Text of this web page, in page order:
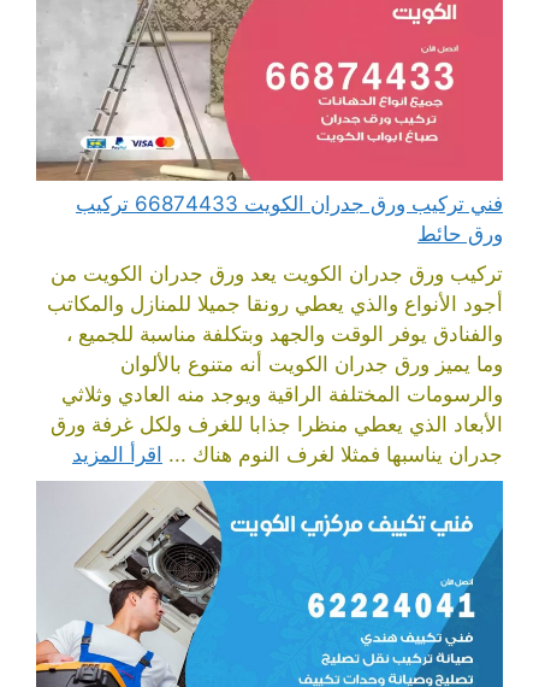
فني تركيب ورق جدران الكويت 66874433 تركيب
ورق حائط
تركيب ورق جدران الكويت يعد ورق جدران الكويت من
أجود الأنواع والذي يعطي رونقا جميلا للمنازل والمكاتب
والفنادق يوفر الوقت والجهد وبتكلفة مناسبة للجميع ،
وما يميز ورق جدران الكويت أنه متنوع بالألوان
والرسومات المختلفة الراقية ويوجد منه العادي وثلاثي
الأبعاد الذي يعطي منظرا جذابا للغرف ولكل غرفة ورق
جدران يناسبها فمثلا لغرف النوم هناك ... اقرأ المزيد